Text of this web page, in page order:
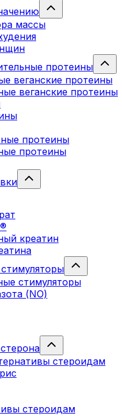
массы
протеины
веганские протеины
веганские протеины
протеины
протеины
креатин
стимуляторы
(NO)
стероидам
стероидам